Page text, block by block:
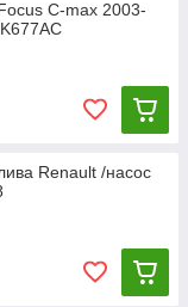
C-max 2003-
Renault /насос